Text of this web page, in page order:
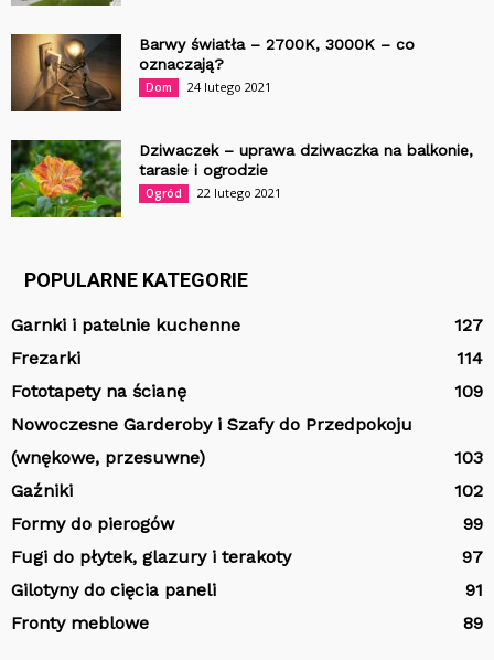
Barwy światła – 2700K, 3000K – co
oznaczają?
Dom 24 lutego 2021
Dziwaczek – uprawa dziwaczka na balkonie,
tarasie i ogrodzie
Ogród 22 lutego 2021
POPULARNE KATEGORIE
Garnki i patelnie kuchenne
127
Frezarki
114
Fototapety na ścianę
109
Nowoczesne Garderoby i Szafy do Przedpokoju
(wnękowe, przesuwne)
103
Gaźniki
102
Formy do pierogów
99
Fugi do płytek, glazury i terakoty
97
Gilotyny do cięcia paneli
91
Fronty meblowe
89